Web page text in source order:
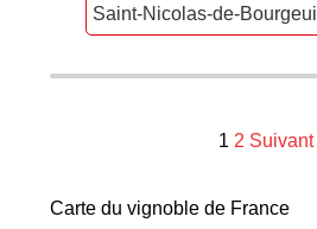
Saint-Nicolas-de-Bourgeuil
des
1 2 Suivant
Carte du vignoble de France